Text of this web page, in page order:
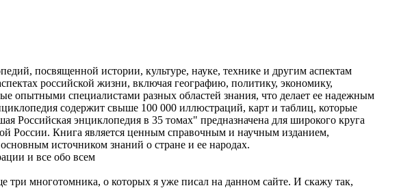
посвященной истории, культуре, науке, технике и другим аспектам
российской жизни, включая географию, политику, экономику,
опытными специалистами разных областей знания, что делает ее надежным
содержит свыше 100 000 иллюстраций, карт и таблиц, которые
Российская энциклопедия в 35 томах" предназначена для широкого круга
России. Книга является ценным справочным и научным изданием,
источником знаний о стране и ее народах.
и все обо всем
многотомника, о которых я уже писал на данном сайте. И скажу так,